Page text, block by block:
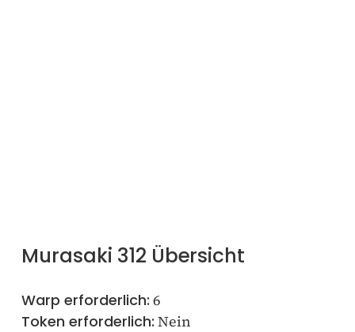
Murasaki 312 Übersicht
Warp erforderlich: 6
Token erforderlich: Nein